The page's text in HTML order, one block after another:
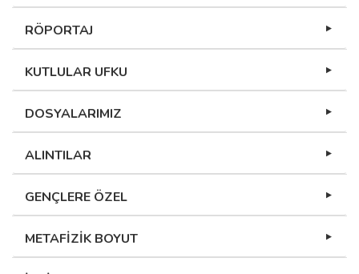
RÖPORTAJ
KUTLULAR UFKU
DOSYALARIMIZ
ALINTILAR
GENÇLERE ÖZEL
METAFİZİK BOYUT